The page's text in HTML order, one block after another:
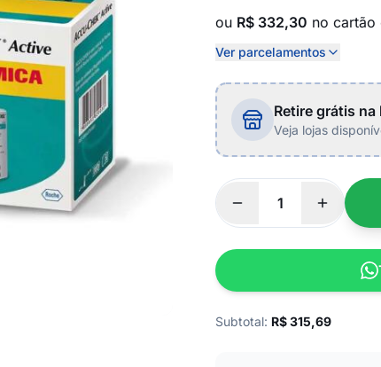
ou R$ 332,30 no cartão
Ver parcelamentos
Retire grátis na
Veja lojas
Subtotal: R$315,69